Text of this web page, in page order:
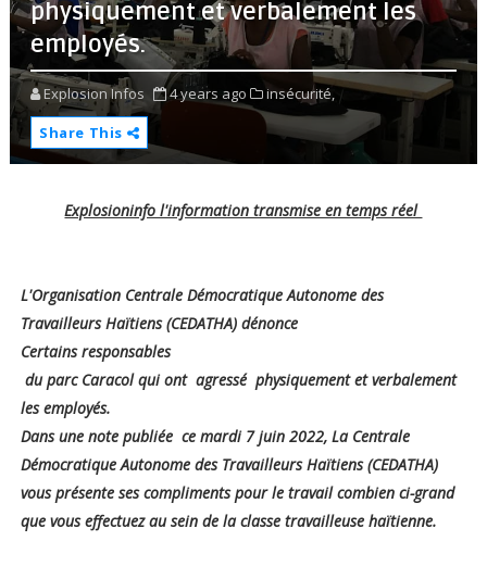
physiquement et verbalement les
employés.
Explosion Infos 4 years ago
insécurité,
Share This
Explosioninfo l'information transmise en temps réel
L'Organisation Centrale Démocratique Autonome des
Travailleurs Haïtiens (CEDATHA) dénonce
Certains responsables
du parc Caracol qui ont agressé physiquement et verbalement
les employés.
Dans une note publiée ce mardi 7 juin 2022, La Centrale
Démocratique Autonome des Travailleurs Haïtiens (CEDATHA)
vous présente ses compliments pour le travail combien ci-grand
que vous effectuez au sein de la classe travailleuse haïtienne.